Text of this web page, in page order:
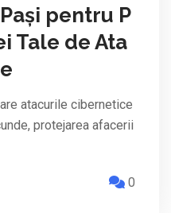
pentru P
Tale de Ata
atacurile cibernetice
protejarea afacerii
0